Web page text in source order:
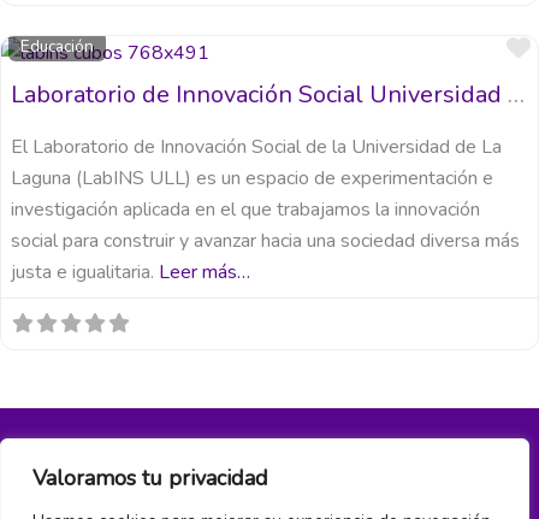
Valoramos tu privacidad
Educación
Laboratorio de Innovación Social Universidad de La Laguna (LabINS ULL)
El Laboratorio de Innovación Social de la Universidad de La
Laguna (LabINS ULL) es un espacio de experimentación e
investigación aplicada en el que trabajamos la innovación
social para construir y avanzar hacia una sociedad diversa más
justa e igualitaria. Leer más…
Política de privacidad y cookies